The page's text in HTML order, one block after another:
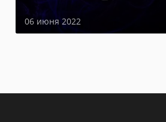
06 июня 2022